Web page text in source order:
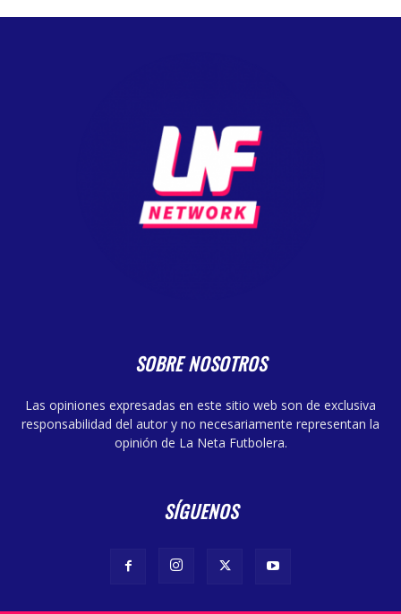
SOBRE NOSOTROS
Las opiniones expresadas en este sitio web son de exclusiva
responsabilidad del autor y no necesariamente representan la
opinión de La Neta Futbolera.
SÍGUENOS